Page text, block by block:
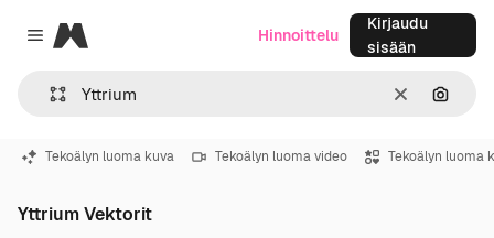
Close menu
Magnific
SelkeäHae
Hinnoittelu
Kirjaudu
sisään
Tekoälyn luoma kuva Tekoälyn luoma video Tekoälyn luoma
Yttrium Vektorit